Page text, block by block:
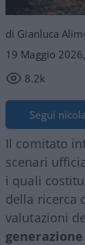
di Gianluca
19 Maggio
8.2k
Segui
Il comitato
scenari
i quali
della ricerca
valutazioni